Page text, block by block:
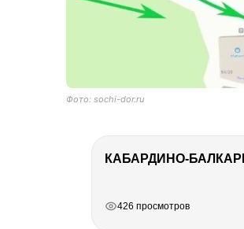
Фото: sochi-dor.ru
КАБАРДИНО-
426 просмотров